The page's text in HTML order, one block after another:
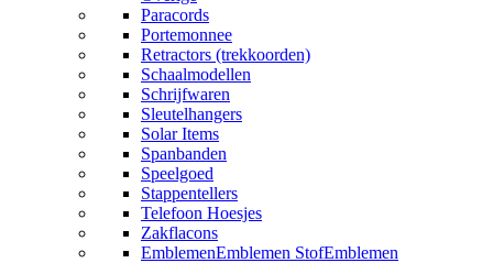
Paracords
Portemonnee
Retractors (trekkoorden)
Schaalmodellen
Schrijfwaren
Sleutelhangers
Solar Items
Spanbanden
Speelgoed
Stappentellers
Telefoon Hoesjes
Zakflacons
EmblemenEmblemen StofEmblemen